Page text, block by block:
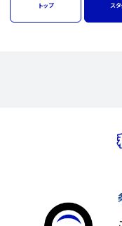
トップ スタ